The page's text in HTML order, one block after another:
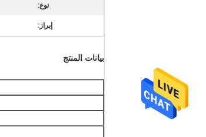
نوع:
إبراز:
بيانات المنتج